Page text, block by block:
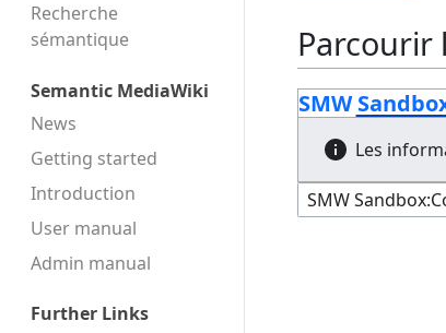
Recherche
sémantique
Semantic MediaWiki
News
Getting started
Introduction
User manual
Admin manual
Further Links
Parcourir
SMW
Les